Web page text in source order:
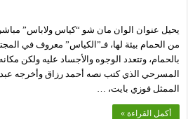
يحيل عنوان الوان مان شو “كياس ولاباس”
من الحمام بيئة لها، فـ”الكياس” معروف في
بالحمام، وتتعدد الوجوه والأجساد عليه ولكن
المسرحي الذي كتب نصه أحمد رزاق وأخرجه
الممثل فوزي بايت، …
أكمل القراءة »